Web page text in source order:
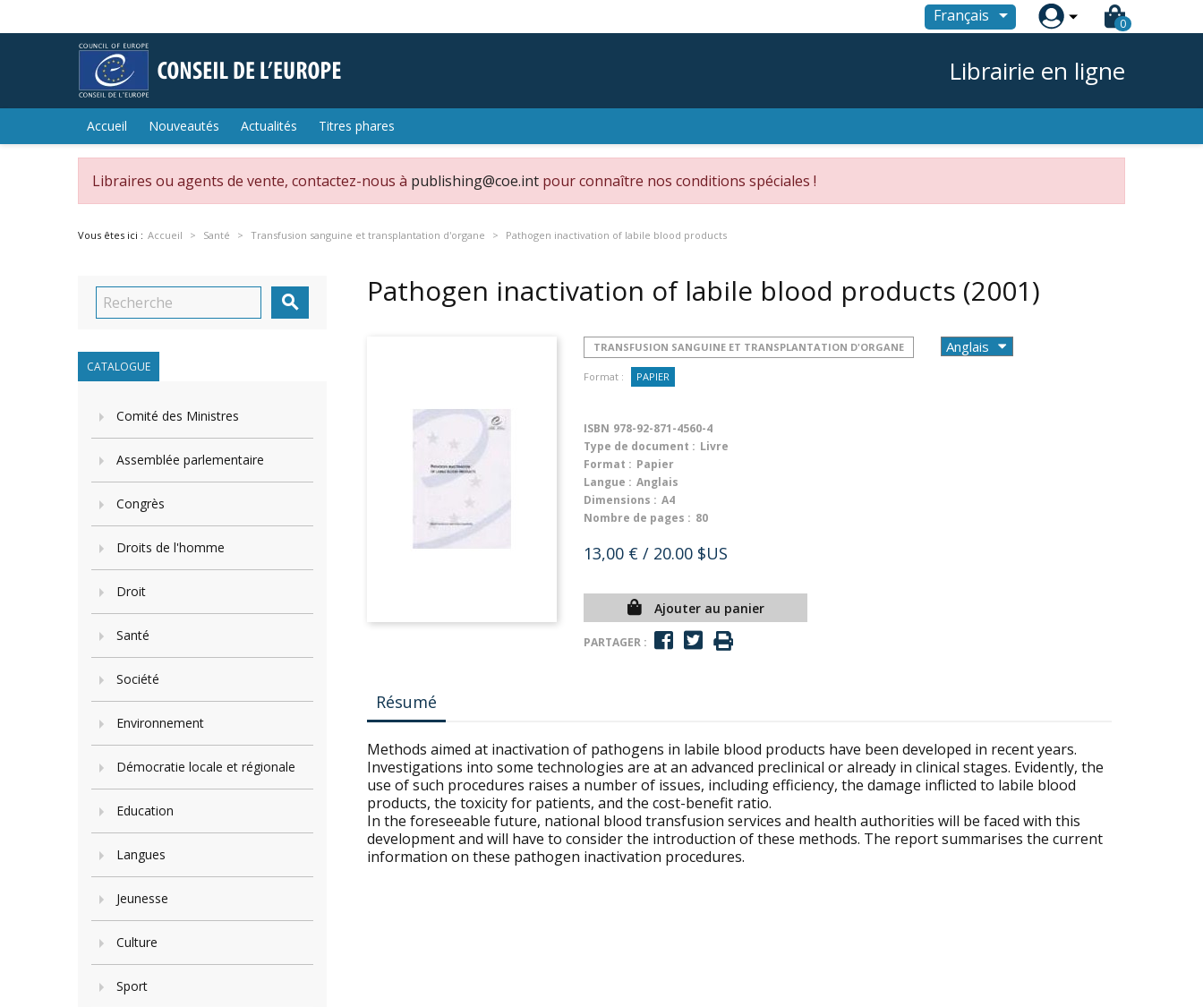
Français  0
Librairie en ligne
Accueil Nouveautés Actualités Titres phares
Libraires ou agents de vente, contactez-nous à publishing@coe.int pour connaître nos conditions spéciales !
Vous êtes ici : Accueil Santé Transfusion sanguine et transplantation d'organe Pathogen inactivation of labile blood products

CATALOGUE
Comité des Ministres
Assemblée parlementaire
Congrès
Droits de l'homme
Droit
Santé
Société
Environnement
Démocratie locale et régionale
Education
Langues
Jeunesse
Culture
Sport
Pathogen inactivation of labile blood products (2001)
TRANSFUSION SANGUINE ET TRANSPLANTATION D'ORGANE
Format : PAPIER
ISBN 978-92-871-4560-4
Type de document : Livre
Format : Papier
Langue : Anglais
Dimensions : A4
Nombre de pages : 80
13,00 € / 20.00 $US
Ajouter au panier
PARTAGER :
Résumé
Methods aimed at inactivation of pathogens in labile blood products have been developed in recent years.
Investigations into some technologies are at an advanced preclinical or already in clinical stages. Evidently, the
use of such procedures raises a number of issues, including efficiency, the damage inflicted to labile blood
products, the toxicity for patients, and the cost-benefit ratio.
In the foreseeable future, national blood transfusion services and health authorities will be faced with this
development and will have to consider the introduction of these methods. The report summarises the current
information on these pathogen inactivation procedures.